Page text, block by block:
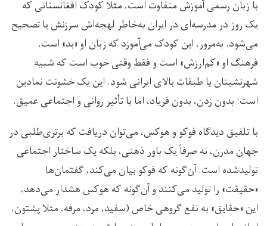
با زبان رسمی آموزش متفاوت است، مثلا کودک افغانستانی که
یک روز در مدرسه‌ای در ایران به‌خاطر لهجه‌اش سرزنش یا تصحیح
می‌شود. به‌مرور، این کودک می‌آموزد که زبان او «بد» است،
فرهنگ او «کم‌ارزش» است و فقط وقتی خوب است که شبیه
شهرنشینان یا طبقات بالای ایرانی شود. این یک خشونت نمادین
است: بدون زدن، بدون فریاد، اما با تأثیر روانی و اجتماعی عمیق.
با تلفیق دیدگاه فوکو و هوکس، می‌توان دریافت که برتری‌طلبی در
جهان مدرن، نه صرفاً یک باور ذهنی، بلکه یک ساختار اجتماعی
تولیدشده است. آن‌گونه که فوکو بیان می‌کند، گفتمان‌ها
«حقیقت» را تولید می‌کنند و آن‌گونه که هوکس هشدار می‌دهد،
این «حقایق» به نفع گروهی خاص (سفید، مرد، مرفه، مثلا پشتون،